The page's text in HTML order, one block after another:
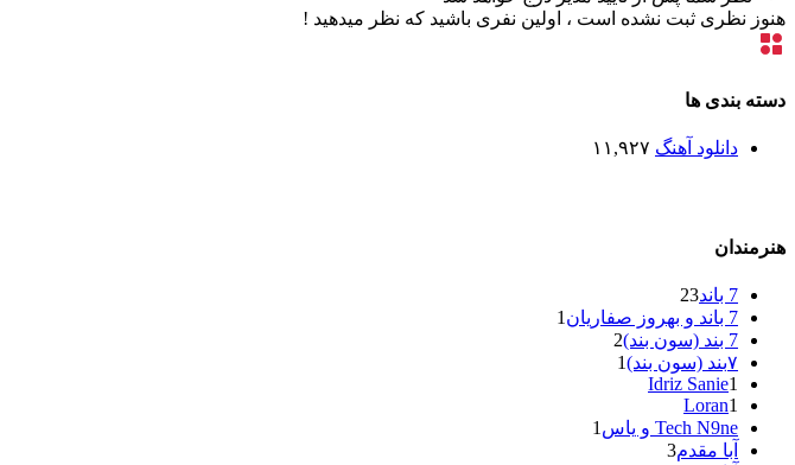
هنوز نظری ثبت نشده است ، اولین نفری باشید که نظر میدهید !
دسته بندی ها
دانلود آهنگ ۱۱,۹۲۷
هنرمندان
7 باند
23
7 باند و بهروز صفاریان
1
7 بند (سون بند)
2
۷بند (سون بند)
1
Idriz Sanie1
Loran1
Tech N9ne و یاس
1
آبا مقدم3